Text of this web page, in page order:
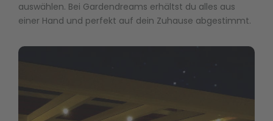
auswählen. Bei Gardendreams erhältst du alles aus
einer Hand und perfekt auf dein Zuhause abgestimmt.